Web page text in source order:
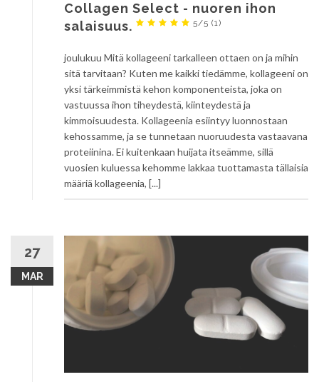
Collagen Select - nuoren ihon
salaisuus.
5/5 (1)
joulukuu Mitä kollageeni tarkalleen ottaen on ja mihin
sitä tarvitaan? Kuten me kaikki tiedämme, kollageeni on
yksi tärkeimmistä kehon komponenteista, joka on
vastuussa ihon tiheydestä, kiinteydestä ja
kimmoisuudesta. Kollageenia esiintyy luonnostaan
kehossamme, ja se tunnetaan nuoruudesta vastaavana
proteiinina. Ei kuitenkaan huijata itseämme, sillä
vuosien kuluessa kehomme lakkaa tuottamasta tällaisia
määriä kollageenia, [...]
27
MAR